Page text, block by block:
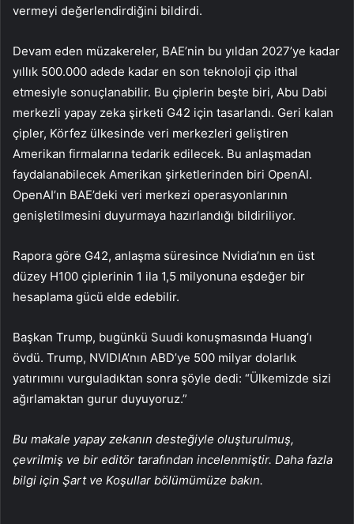
vermeyi değerlendirdiğini bildirdi.
Devam eden müzakereler, BAE’nin bu yıldan 2027’ye kadar
yıllık 500.000 adede kadar en son teknoloji çip ithal
etmesiyle sonuçlanabilir. Bu çiplerin beşte biri, Abu Dabi
merkezli yapay zeka şirketi G42 için tasarlandı. Geri kalan
çipler, Körfez ülkesinde veri merkezleri geliştiren
Amerikan firmalarına tedarik edilecek. Bu anlaşmadan
faydalanabilecek Amerikan şirketlerinden biri OpenAI.
OpenAI’ın BAE’deki veri merkezi operasyonlarının
genişletilmesini duyurmaya hazırlandığı bildiriliyor.
Rapora göre G42, anlaşma süresince Nvidia’nın en üst
düzey H100 çiplerinin 1 ila 1,5 milyonuna eşdeğer bir
hesaplama gücü elde edebilir.
Başkan Trump, bugünkü Suudi konuşmasında Huang’ı
övdü. Trump, NVIDIA’nın ABD’ye 500 milyar dolarlık
yatırımını vurguladıktan sonra şöyle dedi: “Ülkemizde sizi
ağırlamaktan gurur duyuyoruz.”
Bu makale yapay zekanın desteğiyle oluşturulmuş,
çevrilmiş ve bir editör tarafından incelenmiştir. Daha fazla
bilgi için Şart ve Koşullar bölümümüze bakın.